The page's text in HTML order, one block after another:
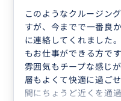
このようなクルージン
すが、今までで一番良
に連絡してくれました
もお仕事ができる方で
雰囲気もチープな感じ
層もよくて快適に過ご
間にちょうど近くを通